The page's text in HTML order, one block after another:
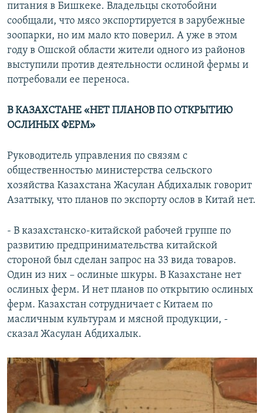
питания в Бишкеке. Владельцы скотобойни
сообщали, что мясо экспортируется в зарубежные
зоопарки, но им мало кто поверил. А уже в этом
году в Ошской области жители одного из районов
выступили против деятельности ослиной фермы и
потребовали ее переноса.
В КАЗАХСТАНЕ «НЕТ ПЛАНОВ ПО ОТКРЫТИЮ
ОСЛИНЫХ ФЕРМ»
Руководитель управления по связям с
общественностью министерства сельского
хозяйства Казахстана Жасулан Абдихалык говорит
Азаттыку, что планов по экспорту ослов в Китай нет.
- В казахстанско-китайской рабочей группе по
развитию предпринимательства китайской
стороной был сделан запрос на 33 вида товаров.
Один из них – ослиные шкуры. В Казахстане нет
ослиных ферм. И нет планов по открытию ослиных
ферм. Казахстан сотрудничает с Китаем по
масличным культурам и мясной продукции, -
сказал Жасулан Абдихалык.